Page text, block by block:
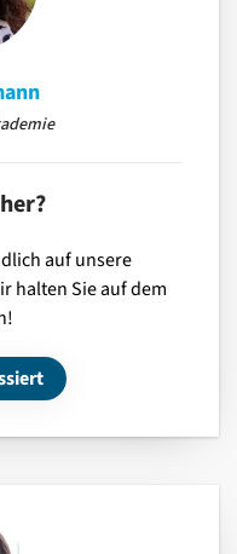
auf unsere
halten Sie auf dem